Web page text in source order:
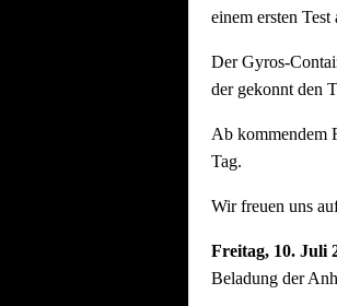
einem ersten
Der Gyros-
der gekonnt den
Ab kommendem
Tag.
Wir freuen uns
Freitag, 10. Juli
Beladung der